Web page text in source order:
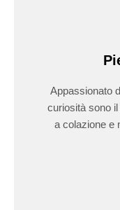
Appassionato
curiosità sono
a colazione e